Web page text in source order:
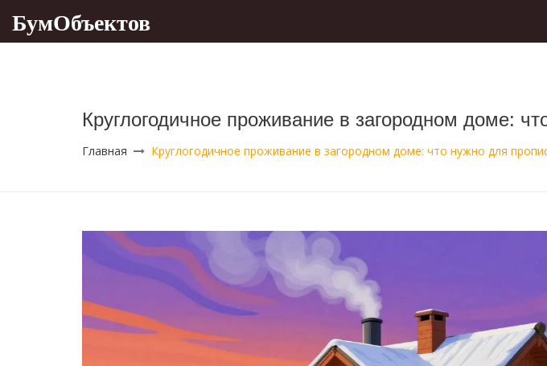
БумОбъектов
Круглогодичное проживание в загородном доме:
Главная Круглогодичное проживание в загородном доме: что нужно для